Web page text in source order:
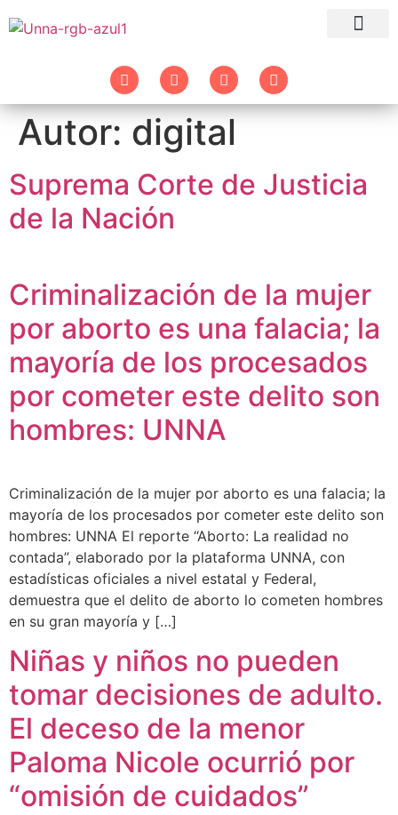
Autor: digital
Suprema Corte de Justicia
de la Nación
Criminalización de la mujer
por aborto es una falacia; la
mayoría de los procesados
por cometer este delito son
hombres: UNNA
Criminalización de la mujer por aborto es una falacia; la
mayoría de los procesados por cometer este delito son
hombres: UNNA El reporte “Aborto: La realidad no
contada”, elaborado por la plataforma UNNA, con
estadísticas oficiales a nivel estatal y Federal,
demuestra que el delito de aborto lo cometen hombres
en su gran mayoría y […]
Niñas y niños no pueden
tomar decisiones de adulto.
El deceso de la menor
Paloma Nicole ocurrió por
“omisión de cuidados”